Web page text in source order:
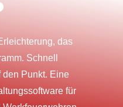
das
Schnell
den Punkt. Eine
für